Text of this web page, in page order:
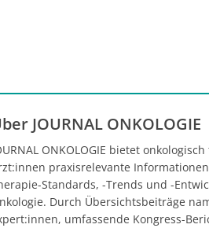
JOURNAL ONKOLOGIE
ONKOLOGIE bietet
praxisrelevante
Standards, -Trends und -
Durch Übersichtsbeiträge
umfassende Kongress-